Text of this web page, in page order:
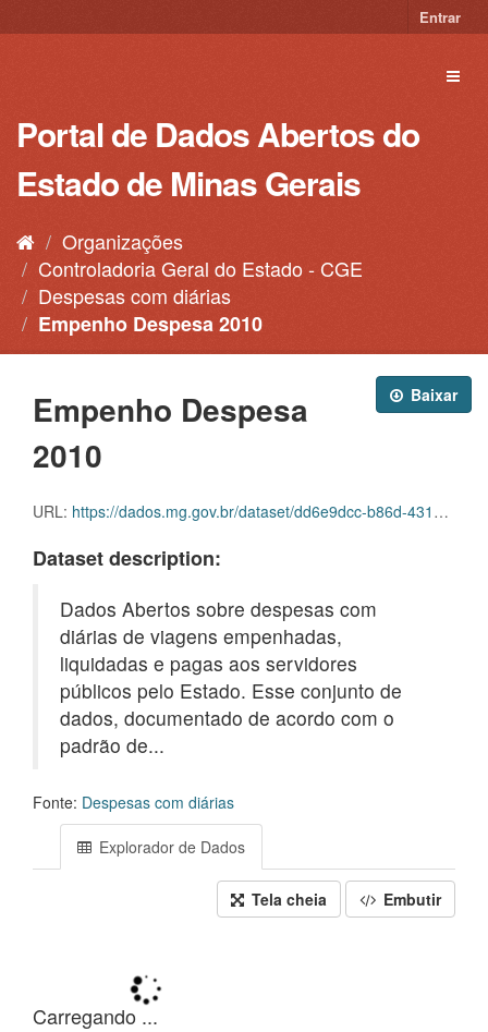
para
Entrar
Portal de Dados Abertos do
Estado de Minas Gerais
Organizações
Controladoria Geral do Estado - CGE
Despesas com diárias
Empenho Despesa 2010
Baixar
Empenho Despesa
2010
URL: https://dados.mg.gov.br/dataset/dd6e9dcc-b86d-4318-b140-4ae4c9b060f3/resource/092cb4db-af49-4bdd-a7e9-09a99308b981/download/dm_empenho_desp_2010.csv.gz
Dataset description:
Dados Abertos sobre despesas com
diárias de viagens empenhadas,
liquidadas e pagas aos servidores
públicos pelo Estado. Esse conjunto de
dados, documentado de acordo com o
padrão de...
Fonte: Despesas com diárias
Explorador de Dados
Tela cheia Embutir